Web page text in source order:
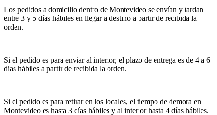
Los pedidos a domicilio dentro de Montevideo se envían y tardan
entre 3 y 5 días hábiles en llegar a destino a partir de recibida la
orden.
Si el pedido es para enviar al interior, el plazo de entrega es de 4 a 6
días hábiles a partir de recibida la orden.
Si el pedido es para retirar en los locales, el tiempo de demora en
Montevideo es hasta 3 días hábiles y al interior hasta 4 días hábiles.